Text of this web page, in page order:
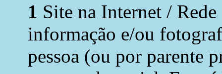
1 Site na Internet /
informação e/ou
pessoa (ou por parente